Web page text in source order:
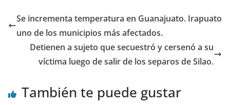
o
o
k
p
p
n
Se incrementa temperatura en Guanajuato. Irapuato
uno de los municipios más afectados.
Detienen a sujeto que secuestró y cersenó a su
víctima luego de salir de los separos de Silao.
También te puede gustar